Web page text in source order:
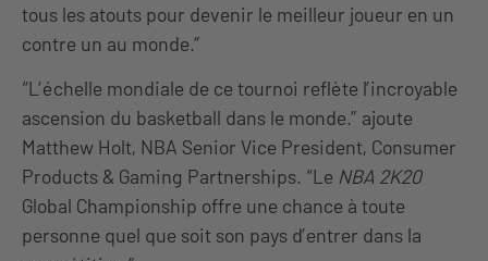
tous les atouts pour devenir le meilleur joueur en un
contre un au monde.”
“L’échelle mondiale de ce tournoi reflète l’incroyable
ascension du basketball dans le monde.” ajoute
Matthew Holt, NBA Senior Vice President, Consumer
Products & Gaming Partnerships. “Le NBA 2K20
Global Championship offre une chance à toute
personne quel que soit son pays d’entrer dans la